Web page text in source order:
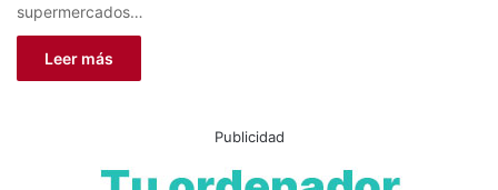
supermercados…
Leer más
Publicidad